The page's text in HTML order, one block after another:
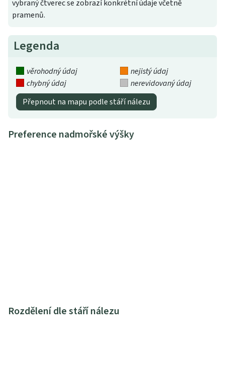
vybraný čtverec se zobrazí konkrétní údaje včetně
pramenů.
Legenda
věrohodný údaj
nejistý údaj
chybný údaj
nerevidovaný údaj
Přepnout na mapu podle stáří nálezu
Preference nadmořské výšky
Rozdělení dle stáří nálezu